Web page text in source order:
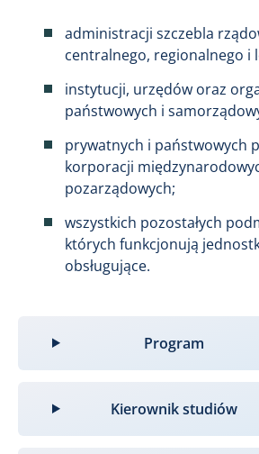
administracji szczebla
centralnego, regionalnego i
instytucji, urzędów oraz
państwowych i
prywatnych i państwowych
korporacji
pozarządowych;
wszystkich pozostałych
których funkcjonują
obsługujące.
Program
Kierownik studiów